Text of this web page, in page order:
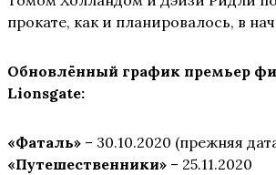
прокате, как и планировалось, в
Обновлённый график премьер
Lionsgate:
«Фаталь» – 30.10.2020 (прежняя
«Путешественники» – 25.11.2020